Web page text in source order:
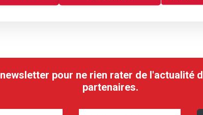
pour ne rien rater de l'actualité
partenaires.